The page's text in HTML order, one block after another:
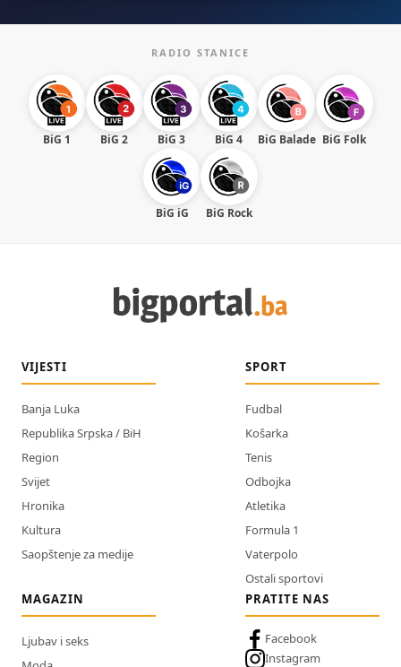
RADIO STANICE
BiG 1 BiG 2 BiG 3 BiG 4 BiG Balade BiG Folk
BiG iG BiG Rock
VIJESTI
Banja Luka
Republika Srpska / BiH
Region
Svijet
Hronika
Kultura
Saopštenje za medije
SPORT
Fudbal
Košarka
Tenis
Odbojka
Atletika
Formula 1
Vaterpolo
Ostali sportovi
MAGAZIN
Ljubav i seks
PRATITE NAS
Facebook
Instagram